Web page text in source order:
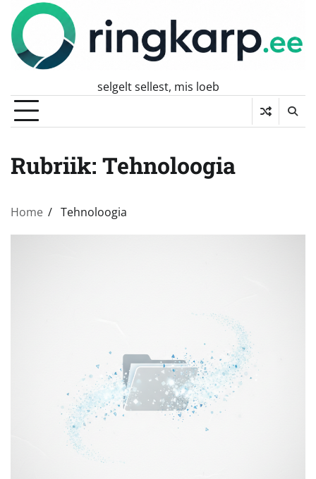
Skip
content
selgelt sellest, mis loeb
Rubriik: Tehnoloogia
Home Tehnoloogia